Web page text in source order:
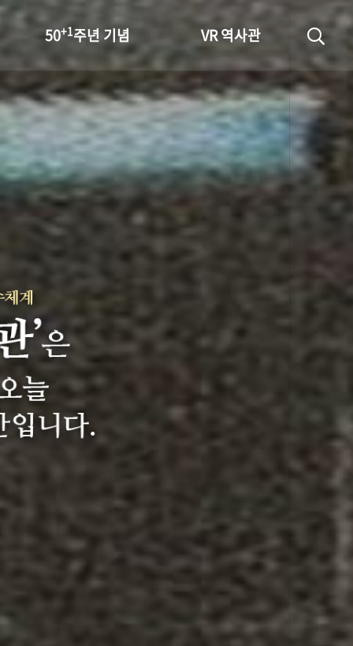
50+1주년 기념
성과 50선
숫자로 보는 50년
세계와 함께 한 KIHASA
VR 역사관